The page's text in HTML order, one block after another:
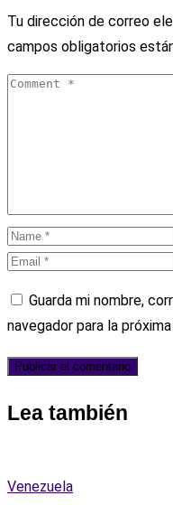
Tu dirección de correo
campos obligatorios
Guarda mi nombre,
navegador para la
Lea también
Venezuela